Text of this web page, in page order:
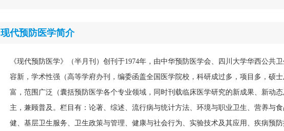
现代预防医学简介
《现代预防医学》（半月刊）创刊于1974年，由中华预防医学会、四川大学华西公共
容新，学术性强（高等学府办刊，编委函盖全国医学院校，科研成过多，项目多，硕
富，范围广泛（囊括预防医学各个专业领域，同时刊载临床医学研究的新成果、新动
主，兼顾普及。栏目有：论著、综述、流行病与统计方法、环境与职业卫生、营养与
健、基层卫生服务、卫生政策与管理、健康与社会行为、实验技术及其应用、疾病预